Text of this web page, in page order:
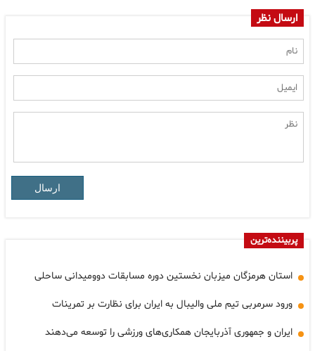
ارسال نظر
ارسال
پربیننده‌ترین
استان هرمزگان میزبان نخستین دوره مسابقات دوومیدانی ساحلی
ورود سرمربی تیم ملی والیبال به ایران برای نظارت بر تمرینات
ایران و جمهوری آذربایجان همکاری‌های ورزشی را توسعه می‌دهند